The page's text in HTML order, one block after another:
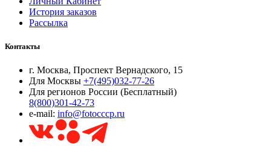
История заказов
Рассылка
Контакты
г. Москва, Проспект Вернадского, 15
Для Москвы +7(495)032-77-26
Для регионов России (Бесплатный)
8(800)301-42-73
e-mail: info@fotocccp.ru